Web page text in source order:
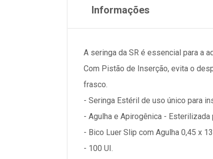
Informações
A seringa da SR é essencial para a
Com Pistão de Inserção, evita o
frasco.
- Seringa Estéril de uso único para
- Agulha e Apirogênica - Esterilizada
- Bico Luer Slip com Agulha 0,45 x
- 100 UI.